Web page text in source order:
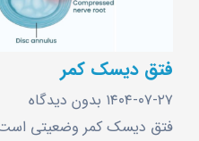
فتق دیسک کمر
۱۴۰۴-۰۷-۲۷ بدون دیدگاه
فتق دیسک کمر وضعیتی است